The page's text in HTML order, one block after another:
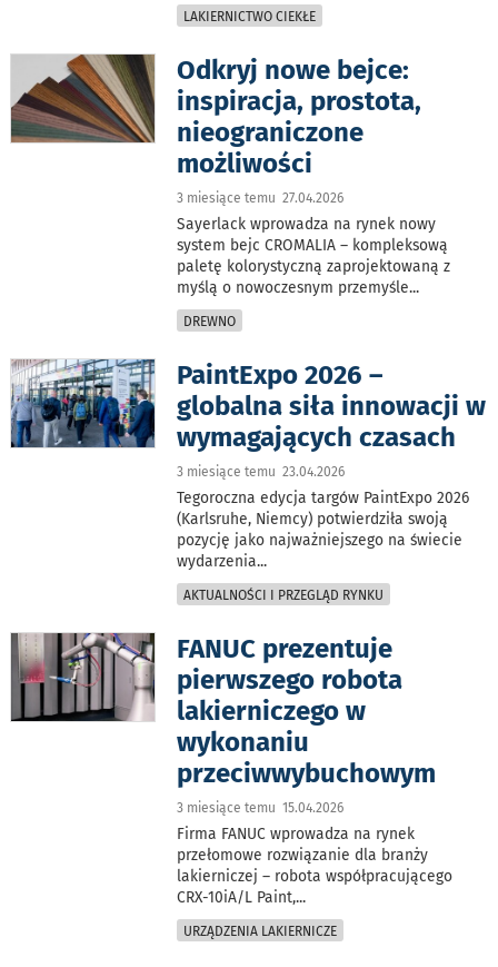
LAKIERNICTWO CIEKŁE
Odkryj nowe bejce:
inspiracja, prostota,
nieograniczone
możliwości
3 miesiące temu 27.04.2026
Sayerlack wprowadza na rynek nowy
system bejc CROMALIA – kompleksową
paletę kolorystyczną zaprojektowaną z
myślą o nowoczesnym przemyśle...
DREWNO
PaintExpo 2026 –
globalna siła innowacji w
wymagających czasach
3 miesiące temu 23.04.2026
Tegoroczna edycja targów PaintExpo 2026
(Karlsruhe, Niemcy) potwierdziła swoją
pozycję jako najważniejszego na świecie
wydarzenia...
AKTUALNOŚCI I PRZEGLĄD RYNKU
FANUC prezentuje
pierwszego robota
lakierniczego w
wykonaniu
przeciwwybuchowym
3 miesiące temu 15.04.2026
Firma FANUC wprowadza na rynek
przełomowe rozwiązanie dla branży
lakierniczej – robota współpracującego
CRX-10iA/L Paint,...
URZĄDZENIA LAKIERNICZE